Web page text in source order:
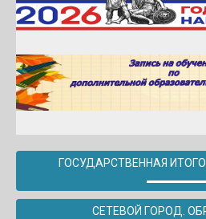
ГОСУДАРСТВЕННАЯ
СЕТЕВОЙ ГОРОД.